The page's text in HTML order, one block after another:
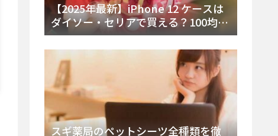
【2025年最新】iPhone 12 ケースは
ダイソー・セリアで買える？100均の
在庫状況と失敗しない選び方を徹底
解説！
スギ薬局のペットシーツ全種類を徹